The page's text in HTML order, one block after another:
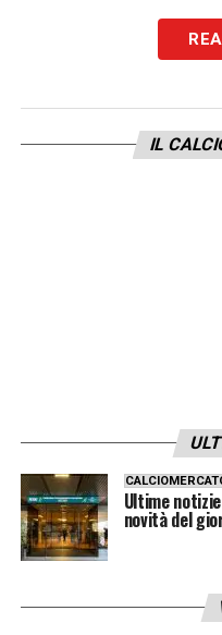
IL
Ultime
novità del